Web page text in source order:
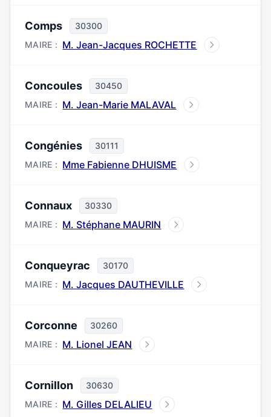
Comps
30300
MAIRE : M. Jean-Jacques ROCHETTE
Concoules
30450
MAIRE : M. Jean-Marie MALAVAL
Congénies
30111
MAIRE : Mme Fabienne DHUISME
Connaux
30330
MAIRE : M. Stéphane MAURIN
Conqueyrac
30170
MAIRE : M. Jacques DAUTHEVILLE
Corconne
30260
MAIRE : M. Lionel JEAN
Cornillon
30630
MAIRE : M. Gilles DELALIEU